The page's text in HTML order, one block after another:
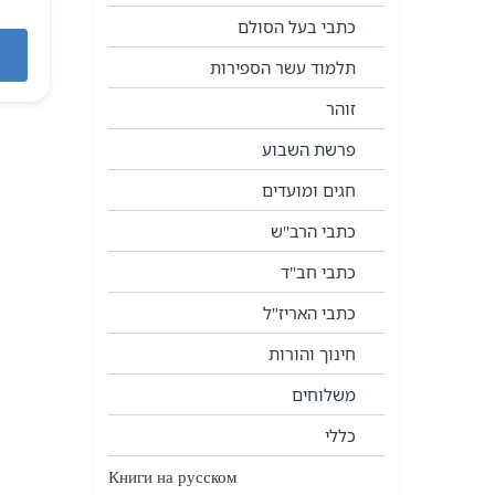
כתבי בעל הסולם
תלמוד עשר הספירות
זוהר
פרשת השבוע
חגים ומועדים
כתבי הרב"ש
כתבי חב"ד
כתבי האריז"ל
חינוך והורות
משלוחים
כללי
Книги на русском